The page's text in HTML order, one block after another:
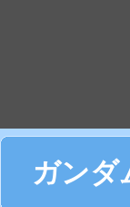
ガンダ